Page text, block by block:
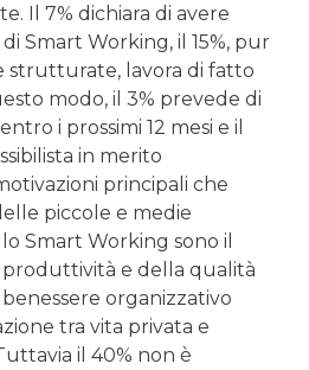
Il 7% dichiara di avere
Smart Working, il 15%, pur
strutturate, lavora di fatto
modo, il 3% prevede di
i prossimi 12 mesi e il
in merito
principali che
piccole e medie
Smart Working sono il
e della qualità
organizzativo
tra vita privata e
il 40% non è